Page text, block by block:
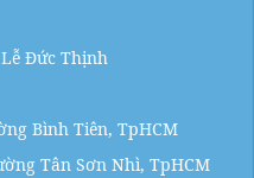
Đức Thịnh
Bình Tiên, TpHCM
Tân Sơn Nhì, TpHCM